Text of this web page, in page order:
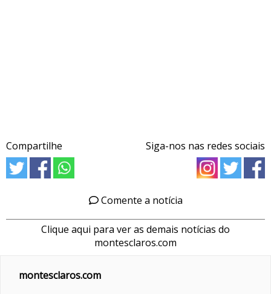
Compartilhe Siga-nos nas redes sociais
Comente a notícia
Clique aqui para ver as demais notícias do
montesclaros.com
montesclaros.com